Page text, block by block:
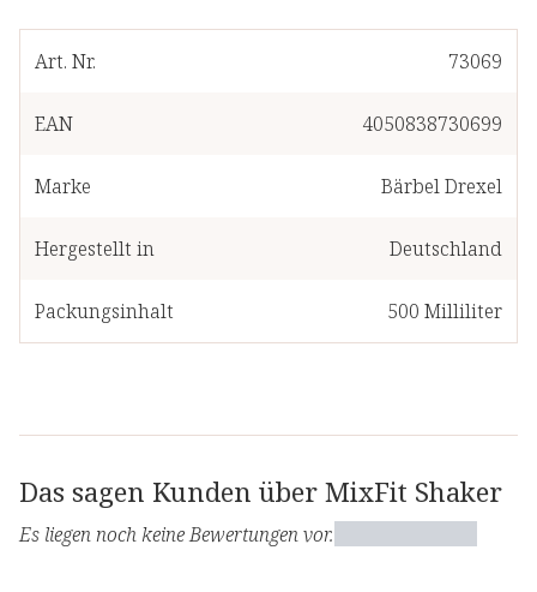
Art. Nr. 73069
EAN 4050838730699
Marke Bärbel Drexel
Hergestellt in Deutschland
Packungsinhalt 500 Milliliter
Das sagen Kunden über MixFit Shaker
Es liegen noch keine Bewertungen vor.